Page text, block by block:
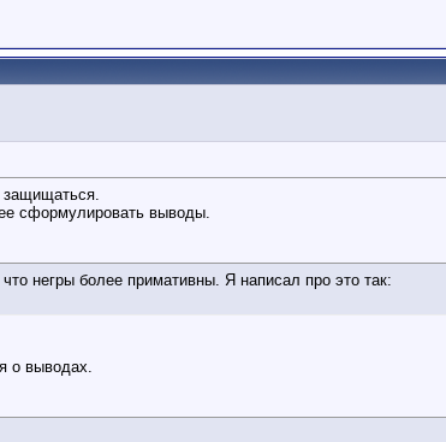
сформулировать выводы.
негры более примативны. Я написал про это так:
о выводах.